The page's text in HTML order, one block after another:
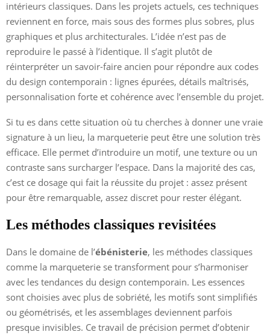
intérieurs classiques. Dans les projets actuels, ces techniques
reviennent en force, mais sous des formes plus sobres, plus
graphiques et plus architecturales. L’idée n’est pas de
reproduire le passé à l’identique. Il s’agit plutôt de
réinterpréter un savoir-faire ancien pour répondre aux codes
du design contemporain : lignes épurées, détails maîtrisés,
personnalisation forte et cohérence avec l’ensemble du projet.
Si tu es dans cette situation où tu cherches à donner une vraie
signature à un lieu, la marqueterie peut être une solution très
efficace. Elle permet d’introduire un motif, une texture ou un
contraste sans surcharger l’espace. Dans la majorité des cas,
c’est ce dosage qui fait la réussite du projet : assez présent
pour être remarquable, assez discret pour rester élégant.
Les méthodes classiques revisitées
Dans le domaine de l’ébénisterie, les méthodes classiques
comme la marqueterie se transforment pour s’harmoniser
avec les tendances du design contemporain. Les essences
sont choisies avec plus de sobriété, les motifs sont simplifiés
ou géométrisés, et les assemblages deviennent parfois
presque invisibles. Ce travail de précision permet d’obtenir